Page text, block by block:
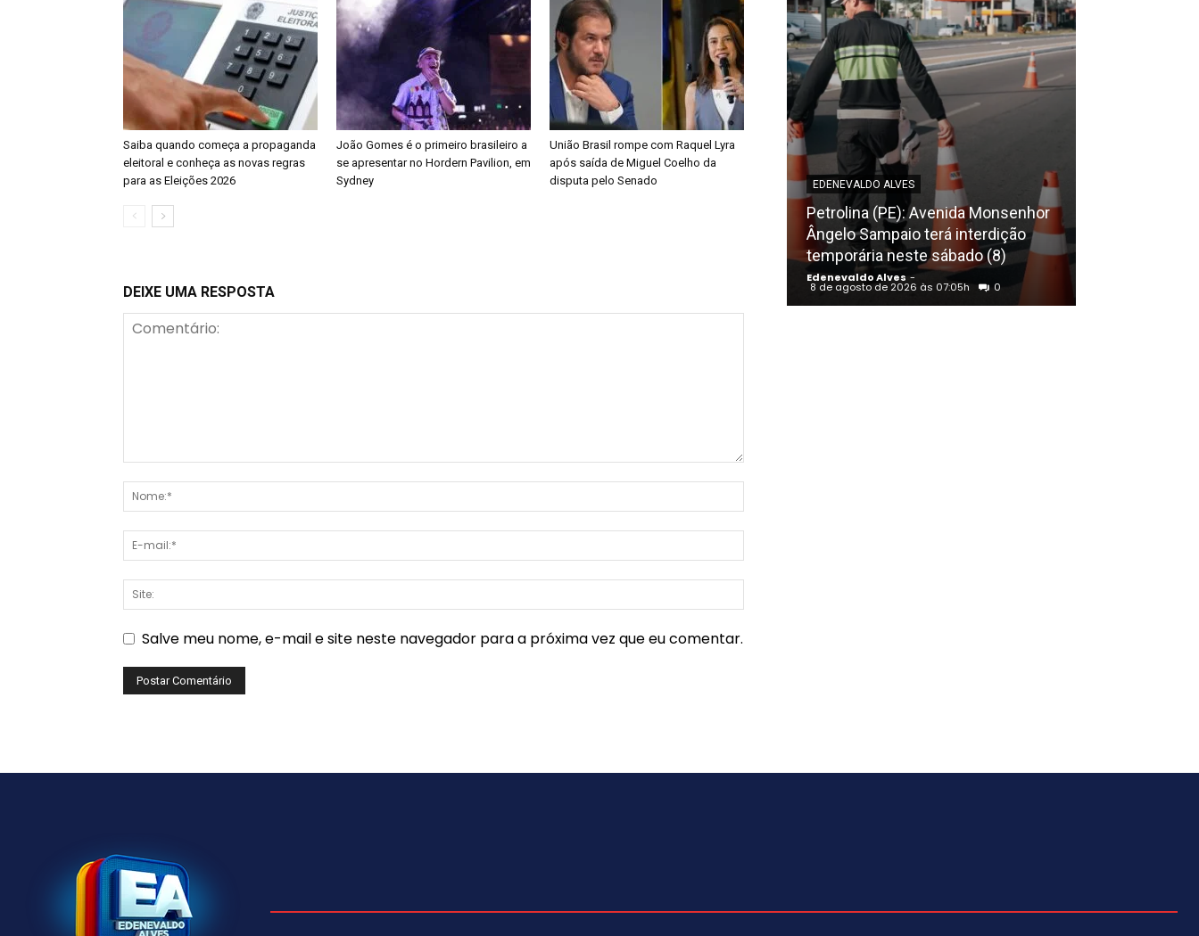
Saiba quando começa a propaganda
eleitoral e conheça as novas regras
para as Eleições 2026
João Gomes é o primeiro brasileiro a
se apresentar no Hordern Pavilion, em
Sydney
União Brasil rompe com Raquel Lyra
após saída de Miguel Coelho da
disputa pelo Senado
DEIXE UMA RESPOSTA
Salve meu nome, e-mail e site neste navegador para a próxima vez que eu comentar.
EDENEVALDO ALVES
Petrolina (PE): Avenida Monsenhor
Ângelo Sampaio terá interdição
temporária neste sábado (8)
Edenevaldo Alves -
8 de agosto de 2026 às 07:05h 0